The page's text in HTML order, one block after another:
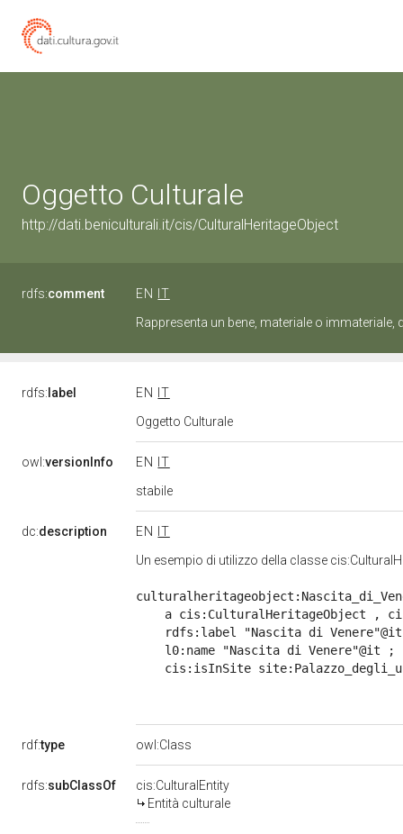
Oggetto Culturale
http://dati.beniculturali.it/cis/CulturalHeritageObject
rdfs:comment EN
IT
Rappresenta un bene, materiale o immateriale,
rdfs: label EN
IT
Oggetto Culturale
owl:versionInfo EN
IT
stabile
dc:description EN
IT
Un esempio di utilizzo della classe
a cis:CulturalHeritageObject ,
rdfs:label "Nascita di
    l0:name "Nascita di Venere"@it ;
cis:isInSite
rdf:type owl:Class
rdfs:subClassOf
cis:CulturalEntity
Entità culturale